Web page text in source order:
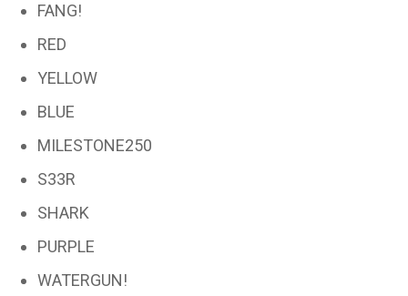
FANG!
RED
YELLOW
BLUE
MILESTONE250
S33R
SHARK
PURPLE
WATERGUN!